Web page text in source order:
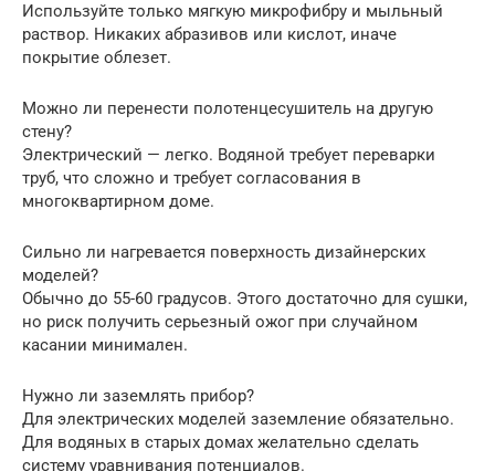
Используйте только мягкую микрофибру и мыльный
раствор. Никаких абразивов или кислот, иначе
покрытие облезет.
Можно ли перенести полотенцесушитель на другую
стену?
Электрический — легко. Водяной требует переварки
труб, что сложно и требует согласования в
многоквартирном доме.
Сильно ли нагревается поверхность дизайнерских
моделей?
Обычно до 55-60 градусов. Этого достаточно для сушки,
но риск получить серьезный ожог при случайном
касании минимален.
Нужно ли заземлять прибор?
Для электрических моделей заземление обязательно.
Для водяных в старых домах желательно сделать
систему уравнивания потенциалов.